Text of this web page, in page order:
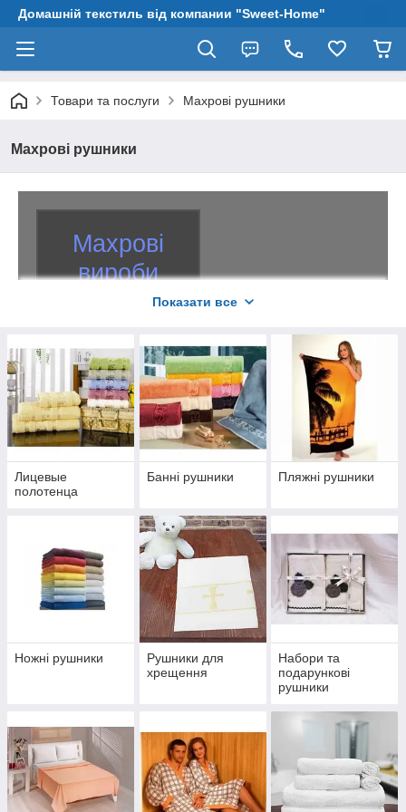
Домашній текстиль від компании "Sweet-Home"
Товари та послуги Махрові рушники
Махрові рушники
Махрові
вироби
м'який матеріал,
який має безліч
застосувань в
текстильних
будинку
В асортименті сайту
представлений
широкий вибір
рушників!
Перейти до вибору
Класичні махрові банні рушники — незамінний
атрибут будь-якої ванної, проте дуже зручно і
гігієнічно мати вдома додаткові ножні і лицьові
рушники. Чудово, коли в шафі чекають свого
сезону пляжні рушники та набори рушників для
Показати все
Лицевые
полотенца
Банні рушники Пляжні рушники
Ножні рушники
Рушники для
хрещення
Набори та
подарункові
рушники